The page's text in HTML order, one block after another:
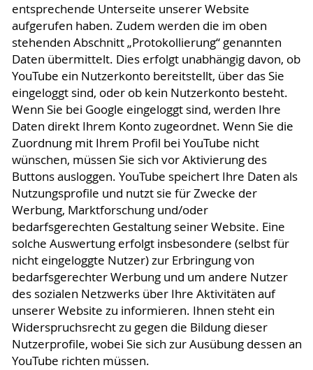
entsprechende Unterseite unserer Website
aufgerufen haben. Zudem werden die im oben
stehenden Abschnitt „Protokollierung“ genannten
Daten übermittelt. Dies erfolgt unabhängig davon, ob
YouTube ein Nutzerkonto bereitstellt, über das Sie
eingeloggt sind, oder ob kein Nutzerkonto besteht.
Wenn Sie bei Google eingeloggt sind, werden Ihre
Daten direkt Ihrem Konto zugeordnet. Wenn Sie die
Zuordnung mit Ihrem Profil bei YouTube nicht
wünschen, müssen Sie sich vor Aktivierung des
Buttons ausloggen. YouTube speichert Ihre Daten als
Nutzungsprofile und nutzt sie für Zwecke der
Werbung, Marktforschung und/oder
bedarfsgerechten Gestaltung seiner Website. Eine
solche Auswertung erfolgt insbesondere (selbst für
nicht eingeloggte Nutzer) zur Erbringung von
bedarfsgerechter Werbung und um andere Nutzer
des sozialen Netzwerks über Ihre Aktivitäten auf
unserer Website zu informieren. Ihnen steht ein
Widerspruchsrecht zu gegen die Bildung dieser
Nutzerprofile, wobei Sie sich zur Ausübung dessen an
YouTube richten müssen.